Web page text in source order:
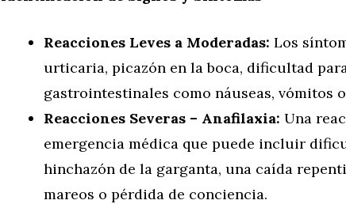
Reacciones Leves a Moderadas: Los
urticaria, picazón en la boca, dificultad
gastrointestinales como náuseas, vómitos
Reacciones Severas – Anafilaxia: Una
emergencia médica que puede incluir
hinchazón de la garganta, una caída
mareos o pérdida de conciencia.